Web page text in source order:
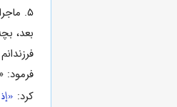
۵.
بعد،
فرمود:
کرد: